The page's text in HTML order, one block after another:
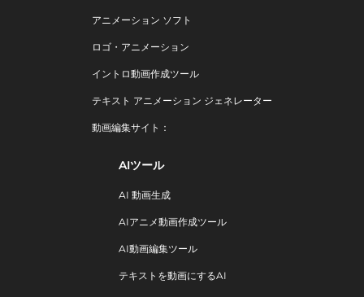
アニメーション ソフト
ロゴ・アニメーション
イントロ動画作成ツール
テキスト アニメーション ジェネレーター
動画編集サイト：
AIツール
AI 動画生成
AIアニメ動画作成ツール
AI動画編集ツール
テキストを動画にするAI